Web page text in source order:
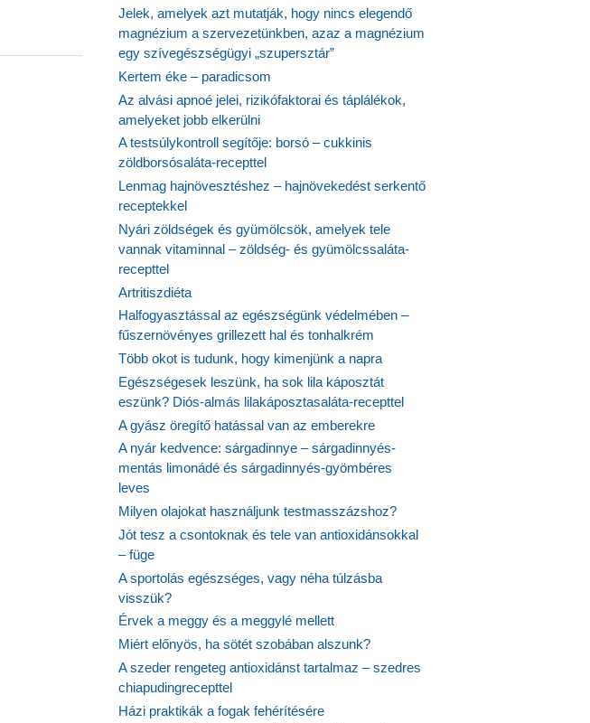
Jelek, amelyek azt mutatják, hogy nincs elegendő
magnézium a szervezetünkben, azaz a magnézium
egy szívegészségügyi „szupersztár”
Kertem éke – paradicsom
Az alvási apnoé jelei, rizikófaktorai és táplálékok,
amelyeket jobb elkerülni
A testsúlykontroll segítője: borsó – cukkinis
zöldborsósaláta-recepttel
Lenmag hajnövesztéshez – hajnövekedést serkentő
receptekkel
Nyári zöldségek és gyümölcsök, amelyek tele
vannak vitaminnal – zöldség- és gyümölcssaláta-
recepttel
Artritiszdiéta
Halfogyasztással az egészségünk védelmében –
fűszernövényes grillezett hal és tonhalkrém
Több okot is tudunk, hogy kimenjünk a napra
Egészségesek leszünk, ha sok lila káposztát
eszünk? Diós-almás lilakáposztasaláta-recepttel
A gyász öregítő hatással van az emberekre
A nyár kedvence: sárgadinnye – sárgadinnyés-
mentás limonádé és sárgadinnyés-gyömbéres
leves
Milyen olajokat használjunk testmasszázshoz?
Jót tesz a csontoknak és tele van antioxidánsokkal
– füge
A sportolás egészséges, vagy néha túlzásba
visszük?
Érvek a meggy és a meggylé mellett
Miért előnyös, ha sötét szobában alszunk?
A szeder rengeteg antioxidánst tartalmaz – szedres
chiapudingrecepttel
Házi praktikák a fogak fehérítésére